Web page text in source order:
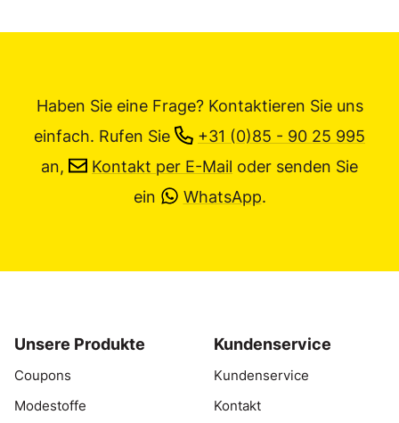
Haben Sie eine Frage? Kontaktieren Sie uns
einfach. Rufen Sie
+31 (0)85 - 90 25 995
an,
Kontakt per E-Mail oder senden Sie
ein
WhatsApp.
Unsere Produkte
Coupons
Modestoffe
Kundenservice
Kundenservice
Kontakt